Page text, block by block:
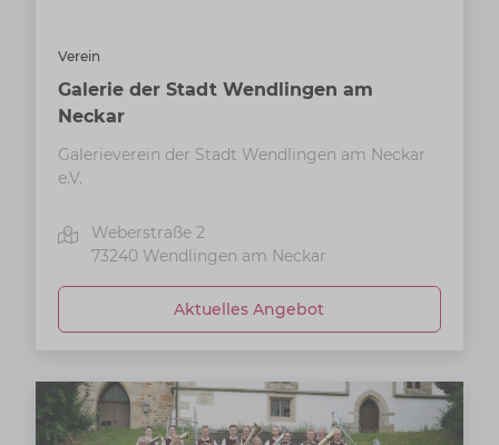
Verein
Galerie der Stadt Wendlingen am
Neckar
Galerieverein der Stadt Wendlingen am Neckar
e.V.
Weberstraße 2
73240 Wendlingen am Neckar
Aktuelles Angebot